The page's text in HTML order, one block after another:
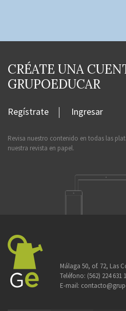
CRÉATE UNA
GRUPOEDUCAR
Regístrate Ingresar
Revisa nuestro contenido en todas las
nuestra revista en papel.
Málaga 50, of. 72, Las
Teléfono: (562) 224 631
E-mail: